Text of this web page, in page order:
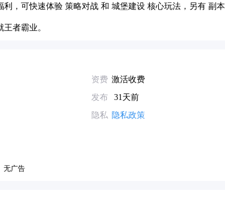
利，可快速体验 策略对战 和 城堡建设 核心玩法，另有 副
者霸业。
资费 激活收费
发布
31天前
隐私 隐私政策
无广告